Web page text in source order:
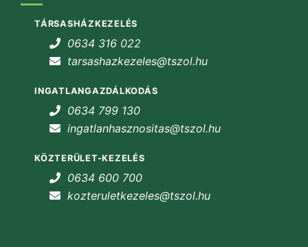
TÁRSASHÁZKEZELÉS
0634 316 022
tarsashazkezeles@tszol.hu
INGATLANGAZDÁLKODÁS
0634 799 130
ingatlanhasznositas@tszol.hu
KÖZTERÜLET-KEZELÉS
0634 600 700
kozteruletkezeles@tszol.hu